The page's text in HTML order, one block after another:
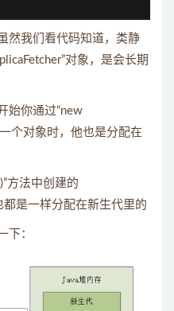
然我们看代码知道，类静
对象，是会长期
始你通过“new
个对象时，他也是分配在
方法中创建的
都是一样分配在新生代里的
下：